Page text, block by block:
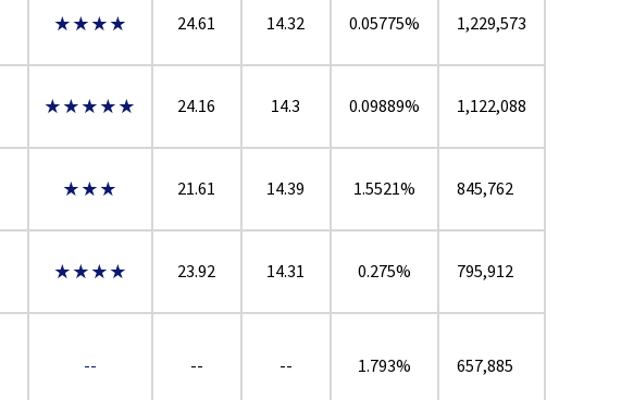
★★★★ 24.61 14.32 0.05775% 1,229,573
★★★★★ 24.16 14.3 0.09889% 1,122,088
★★★ 21.61 14.39 1.5521% 845,762
★★★★ 23.92 14.31 0.275% 795,912
-- -- -- 1.793% 657,885